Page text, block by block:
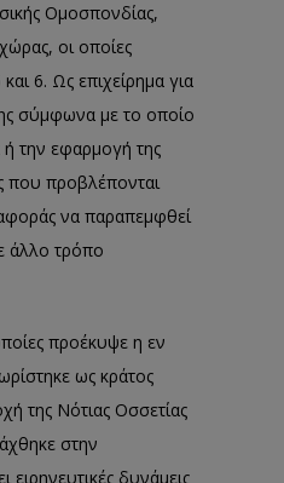
Ομοσπονδίας,
οι οποίες
6. Ως επιχείρημα για
σύμφωνα με το οποίο
την εφαρμογή της
που προβλέπονται
να παραπεμφθεί
άλλο τρόπο
προέκυψε η εν
ως κράτος
της Νότιας Οσσετίας
στην
δυνάμεις